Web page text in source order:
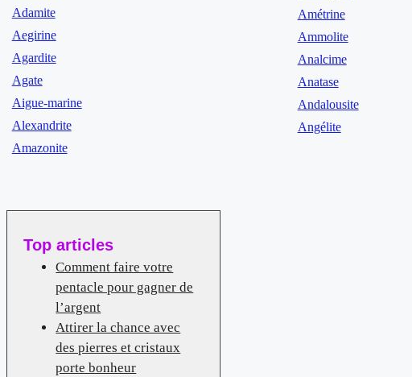
Adamite
Aegirine
Agardite
Agate
Aigue-marine
Alexandrite
Amazonite
Amétrine
Ammolite
Analcime
Anatase
Andalousite
Angélite
Top articles
Comment faire votre
pentacle pour gagner de
l’argent
Attirer la chance avec
des pierres et cristaux
porte bonheur